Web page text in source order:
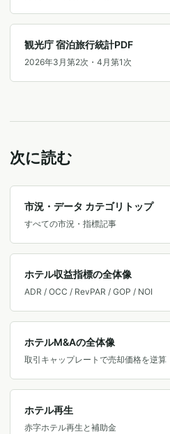
観光庁 宿泊旅行統計PDF
2026年3月第2次・4月第1次
次に読む
市況・データ カテゴリトップ
すべての市況・指標記事
ホテル収益指標の全体像
ADR / OCC / RevPAR / GOP / NOI
ホテルM&Aの全体像
取引キャップレートで売却価格を逆算
ホテル再生
赤字ホテル再生と補助金